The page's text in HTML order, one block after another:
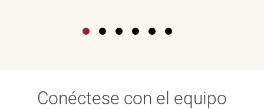
Conéctese con el equipo